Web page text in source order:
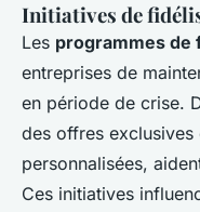
Initiatives de
Les programmes de
entreprises de
en période de crise.
des offres
personnalisées,
Ces initiatives